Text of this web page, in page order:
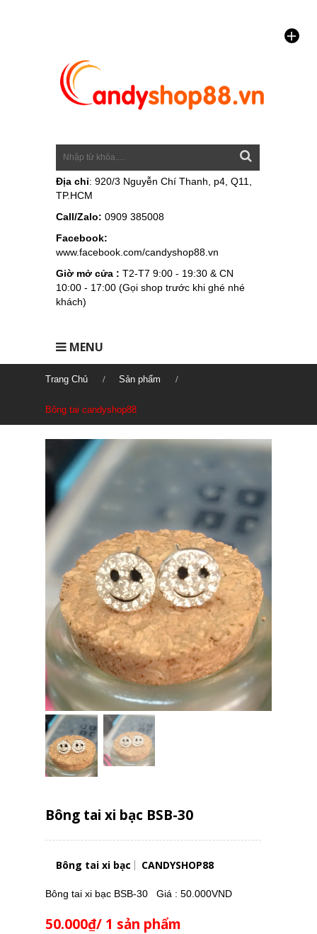
Địa chỉ: 920/3 Nguyễn Chí Thanh, p4, Q11,
TP.HCM
Call/Zalo: 0909 385008
Facebook:
www.facebook.com/candyshop88.vn
Giờ mở cửa : T2-T7 9:00 - 19:30 & CN
10:00 - 17:00 (Gọi shop trước khi ghé nhé
khách)
MENU
Trang Chủ Sản phẩm
Bông tai candyshop88
Bông tai xi bạc BSB-30
Bông tai xi bạc CANDYSHOP88
Bông tai xi bạc BSB-30 Giá : 50.000VND
50.000₫/ 1 sản phẩm